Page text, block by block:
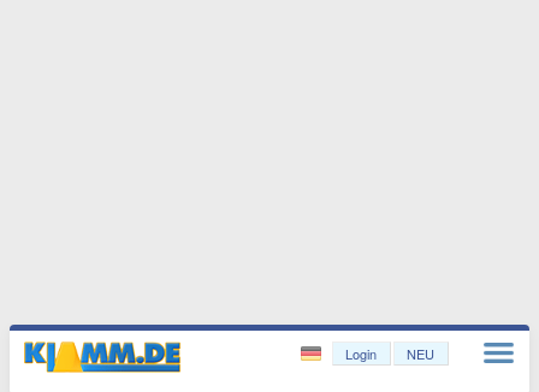
Login NEU